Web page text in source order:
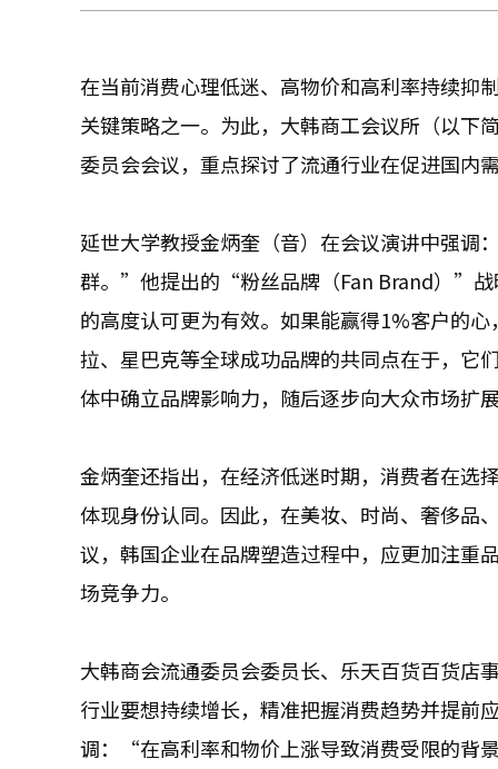
在当前消费心理低迷、高物价和高利率持续抑
关键策略之一。为此，大韩商工会议所（以
委员会会议，重点探讨了流通行业在促进国内
延世大学教授金炳奎（音）在会议演讲中强
群。”他提出的“粉丝品牌（Fan Brand）”战
的高度认可更为有效。如果能赢得1%客户的
拉、星巴克等全球成功品牌的共同点在于，它
体中确立品牌影响力，随后逐步向大众市场扩
金炳奎还指出，在经济低迷时期，消费者在选
体现身份认同。因此，在美妆、时尚、奢侈品
议，韩国企业在品牌塑造过程中，应更加注重
场竞争力。
大韩商会流通委员会委员长、乐天百货百货
行业要想持续增长，精准把握消费趋势并提
调：“在高利率和物价上涨导致消费受限的背